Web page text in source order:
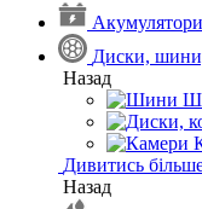
Диски,
Назад
Дивитись
Назад